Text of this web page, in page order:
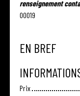
renseignement
00019
EN BREF
Prix